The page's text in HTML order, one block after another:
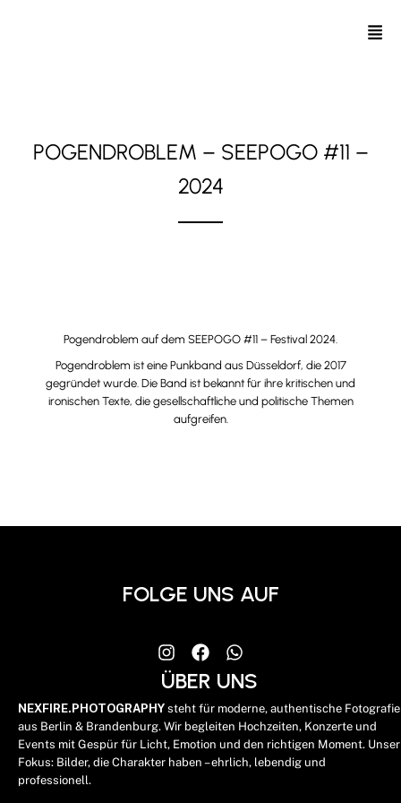
POGENDROBLEM – SEEPOGO #11 –
2024
Pogendroblem auf dem SEEPOGO #11 – Festival 2024.
Pogendroblem ist eine Punkband aus Düsseldorf, die 2017
gegründet wurde. Die Band ist bekannt für ihre kritischen und
ironischen Texte, die gesellschaftliche und politische Themen
aufgreifen.
FOLGE UNS AUF
ÜBER UNS
NEXFIRE.PHOTOGRAPHY steht für moderne, authentische Fotografie
aus Berlin & Brandenburg. Wir begleiten Hochzeiten, Konzerte und
Events mit Gespür für Licht, Emotion und den richtigen Moment. Unser
Fokus: Bilder, die Charakter haben – ehrlich, lebendig und
professionell.